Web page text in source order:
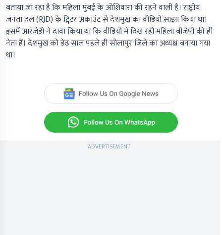
बताया जा रहा है कि महिला मुंबई के ओशिवारा की रहने वाली है। राष्ट्रीय
जनता दल (RJD) के ट्विटर अकाउंट से देशमुख का वीडियो साझा किया था।
इसमें आरजेडी ने दावा किया था कि वीडियो में दिख रही महिला बीजेपी की ही
नेता हैं। देशमुख को डेढ़ साल पहले ही सोलापुर जिले का अध्यक्ष बनाया गया
था।
ADVERTISEMENT